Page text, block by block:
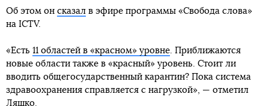
Об этом он сказал в эфире программы «Свобода слова»
на ICTV.
«Есть 11 областей в «красном» уровне. Приближаются
новые области также в «красный» уровень. Стоит ли
вводить общегосударственный карантин? Пока система
здравоохранения справляется с нагрузкой», — отметил
Ляшко.